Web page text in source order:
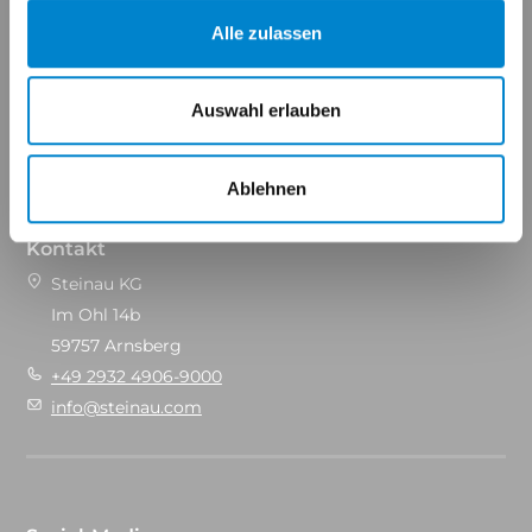
Alle zulassen
Auswahl erlauben
Ablehnen
Kontakt
Steinau KG
Im Ohl 14b
59757 Arnsberg
+49 2932 4906-9000
info@steinau.com